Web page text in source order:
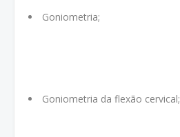
Goniometria;
Goniometria da flexão cervical;